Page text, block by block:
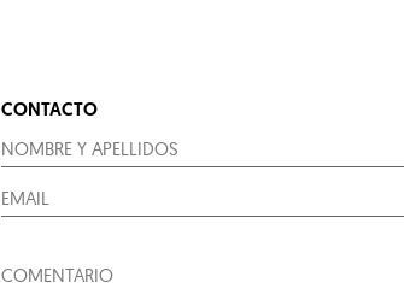
CONTACTO